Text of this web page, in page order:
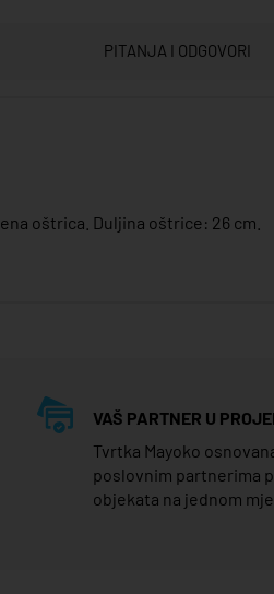
PITANJA I ODGOVORI
oštrica. Duljina oštrice: 26 cm.
VAŠ PARTNER U
Tvrtka Mayoko
poslovnim partnerima
objekata na jednom